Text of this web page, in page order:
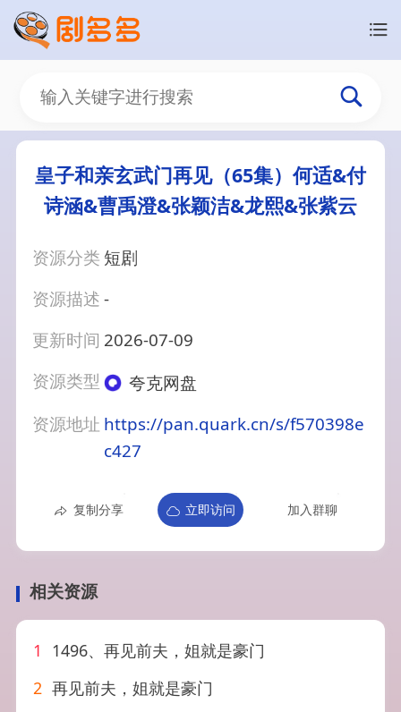
皇子和亲玄武门再见（65集）何适&付
诗涵&曹禹澄&张颖洁&龙熙&张紫云
资源分类 短剧
资源描述-
更新时间 2026-07-09
资源类型
夸克网盘
资源地址 https://pan.quark.cn/s/f570398e
c427
复制分享 立即访问 加入群聊
相关资源
1
1496、再见前夫，姐就是豪门
2 再见前夫，姐就是豪门